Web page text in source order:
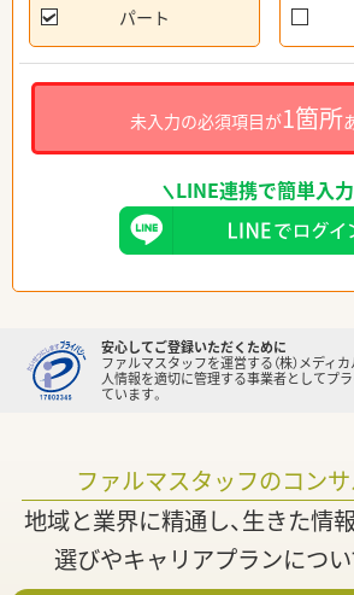
パート
未入力の必須項目が1箇所
LINE連携で簡単入力
安心してご登録いただくために
ファルマスタッフを運営する（株）メディ
人情報を適切に管理する事業者としてプ
ています。
ファルマスタッフのコン
地域と業界に精通し、生きた情
選びやキャリアプランにつ